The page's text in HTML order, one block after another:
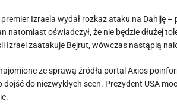
Izraela wydał rozkaz ataku na Dahiję
natomiast oświadczył, że nie będzie dłużej
Izrael zaatakuje Bejrut, wówczas nastąpią
ze sprawą źródła portal Axios
dojść do niezwykłych scen. Prezydent USA